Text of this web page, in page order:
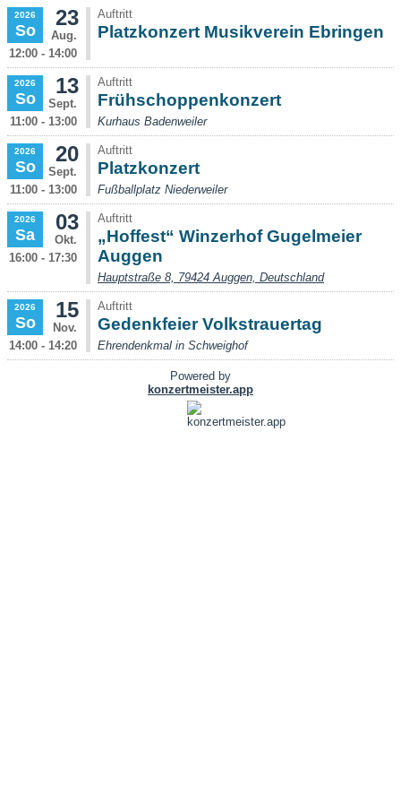
2026
So
23
Aug.
12:00 - 14:00
Platzkonzert Musikverein Ebringen
Auftritt
2026
So
13
Sept.
11:00 - 13:00
Frühschoppenkonzert
Auftritt
Kurhaus Badenweiler
2026
So
20
Sept.
11:00 - 13:00
Platzkonzert
Auftritt
Fußballplatz Niederweiler
2026
Sa
03
Okt.
16:00 - 17:30
„Hoffest“ Winzerhof Gugelmeier
Auggen
Auftritt
Hauptstraße 8, 79424 Auggen, Deutschland
2026
So
15
Nov.
14:00 - 14:20
Gedenkfeier Volkstrauertag
Auftritt
Ehrendenkmal in Schweighof
Powered by
konzertmeister.app